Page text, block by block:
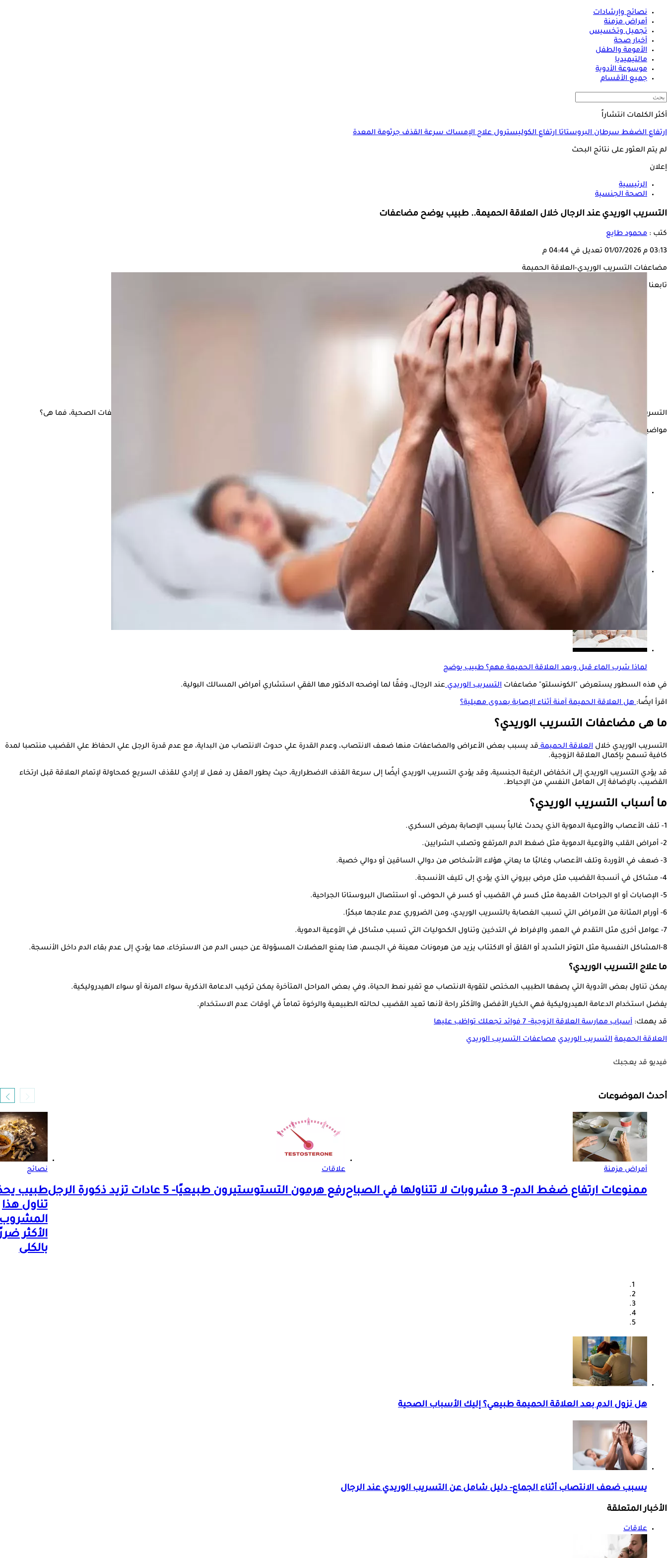
نصائح وإرشادات
أمراض مزمنة
تجميل وتخسيس
أخبار صحة
الأمومة والطفل
مالتيميديا
موسوعة الأدوية
جميع الأقسام
أكثر الكلمات انتشاراً
ارتفاع الضغطسرطان البروستاتاارتفاع الكوليسترولعلاج الإمساكسرعة القذفجرثومة المعدة
لم يتم العثور على نتائج البحث
إعلان
الرئيسية
الصحة الجنسية
التسريب الوريدي عند الرجال خلال العلاقة الحميمة.. طبيب يوضح مضاعفات
كتب : محمود طايع
03:13 م 01/07/2026 تعديل في 04:44 م
مضاعفات التسريب الوريدي-العلاقة الحميمة
تابعنا على
التسرب الوريدي هى حالة مرضية تصيب الرجال، وتتمثل في عدم قدرة الأوردة على الاحتفاظ بالدم داخل القضيب، مما يؤدي إلى تسربه سريعاً، وقد يؤدي إلى حدوث بعض المضاعفات الصحية، فما هى؟
مواضيع ذات صلة
هل العلاقة الحميمة آمنة أثناء الإصابة بعدوى مهبلية؟
هل تؤثر الجلطة الدماغية على العلاقة الحميمة بعد الشفاء؟
لماذا شرب الماء قبل وبعد العلاقة الحميمة مهم؟ طبيب يوضح
في هذه السطور يستعرض "الكونسلتو" مضاعفات التسريب الوريديعند الرجال، وفقًا لما أوضحه الدكتور مها الفقي استشاري أمراض المسالك البولية.
اقرأ ايضًا:هل العلاقة الحميمة آمنة أثناء الإصابة بعدوى مهبلية؟
ما هى مضاعفات التسريب الوريدي؟
التسريب الوريدي خلال العلاقة الحميمةقد يسبب بعض الأعراض والمضاعفات منها ضعف الانتصاب، وعدم القدرة علي حدوث الانتصاب من البداية، مع عدم قدرة الرجل علي الحفاظ علي القضيب منتصبا لمدة
كافية تسمح بإكمال العلاقة الزوجية.
قد يؤدي التسريب الوريدي إلى انخفاض الرغبة الجنسية، وقد يؤدي التسريب الوريدي أيضًا إلى سرعة القذف الاضطرارية، حيث يطور العقل رد فعل لا إرادي للقذف السريع كمحاولة لإتمام العلاقة قبل ارتخاء
القضيب، بالإضافة إلى العامل النفسي من الإحباط.
ما أسباب التسريب الوريدي؟
1- تلف الأعصاب والأوعية الدموية الذي يحدث غالباً بسبب الإصابة بمرض السكري.
2- أمراض القلب والأوعية الدموية مثل ضغط الدم المرتفع وتصلب الشرايين.
3- ضعف في الأوردة وتلف الأعصاب وغالبًا ما يعاني هؤلاء الأشخاص من دوالي الساقين أو دوالي خصية.
4- مشاكل في أنسجة القضيب مثل مرض بيروني الذي يؤدي إلى تليف الأنسجة.
5- الإصابات أو او الجراحات القديمة مثل كسر في القضيب أو كسر في الحوض، أو استئصال البروستاتا الجراحية.
6- أورام المثانة من الأمراض التي تسبب الغصابة بالتسريب الوريدي، ومن الضروري عدم علاجها مبكرًا.
7- عوامل أخرى مثل التقدم في العمر، والإفراط في التدخين وتناول الكحوليات التي تسبب مشاكل في الأوعية الدموية.
8-المشاكل النفسية مثل التوتر الشديد أو القلق أو الاكتئاب يزيد من هرمونات معينة في الجسم، هذا يمنع العضلات المسؤولة عن حبس الدم من الاسترخاء، مما يؤدي إلى عدم بقاء الدم داخل الأنسجة.
ما علاج التسريب الوريدي؟
يمكن تناول بعض الأدوية التي يصفها الطبيب المختص لتقوية الانتصاب مع تغير نمط الحياة، وفي بعض المراحل المتأخرة يمكن تركيب الدعامة الذكرية سواء المرنة أو سواء الهيدروليكية.
يفضل استخدام الدعامة الهيدروليكية فهي الخيار الأفضل والأكثر راحة لأنها تعيد القضيب لحالته الطبيعية والرخوة تماماً في أوقات عدم الاستخدام.
قد يهمك: أسباب ممارسة العلاقة الزوجية- 7 فوائد تجعلك تواظب عليها
العلاقة الحميمة التسريب الوريدي مصاعفات التسريب الوريدي
فيديو قد يعجبك
أحدث الموضوعات
أمراض مزمنة
ممنوعات ارتفاع ضغط الدم- 3 مشروبات لا تتناولها في الصباح
علاقات
رفع هرمون التستوستيرون طبيعيًا- 5 عادات تزيد ذكورة الرجل
نصائح
طبيب
تناول هذا
الأكثر
بالكلى
هل نزول الدم بعد العلاقة الحميمة طبيعي؟ إليك الأسباب الصحية
يسبب ضعف الانتصاب أثناء الجماع- دليل شامل عن التسريب الوريدي عند الرجال
الأخبار المتعلقة
علاقات